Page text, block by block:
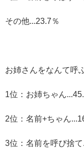
その他...23.7％
お姉さんをなんて呼
1位：お姉ちゃん
2位：名前+ちゃん
3位：名前を呼び捨て